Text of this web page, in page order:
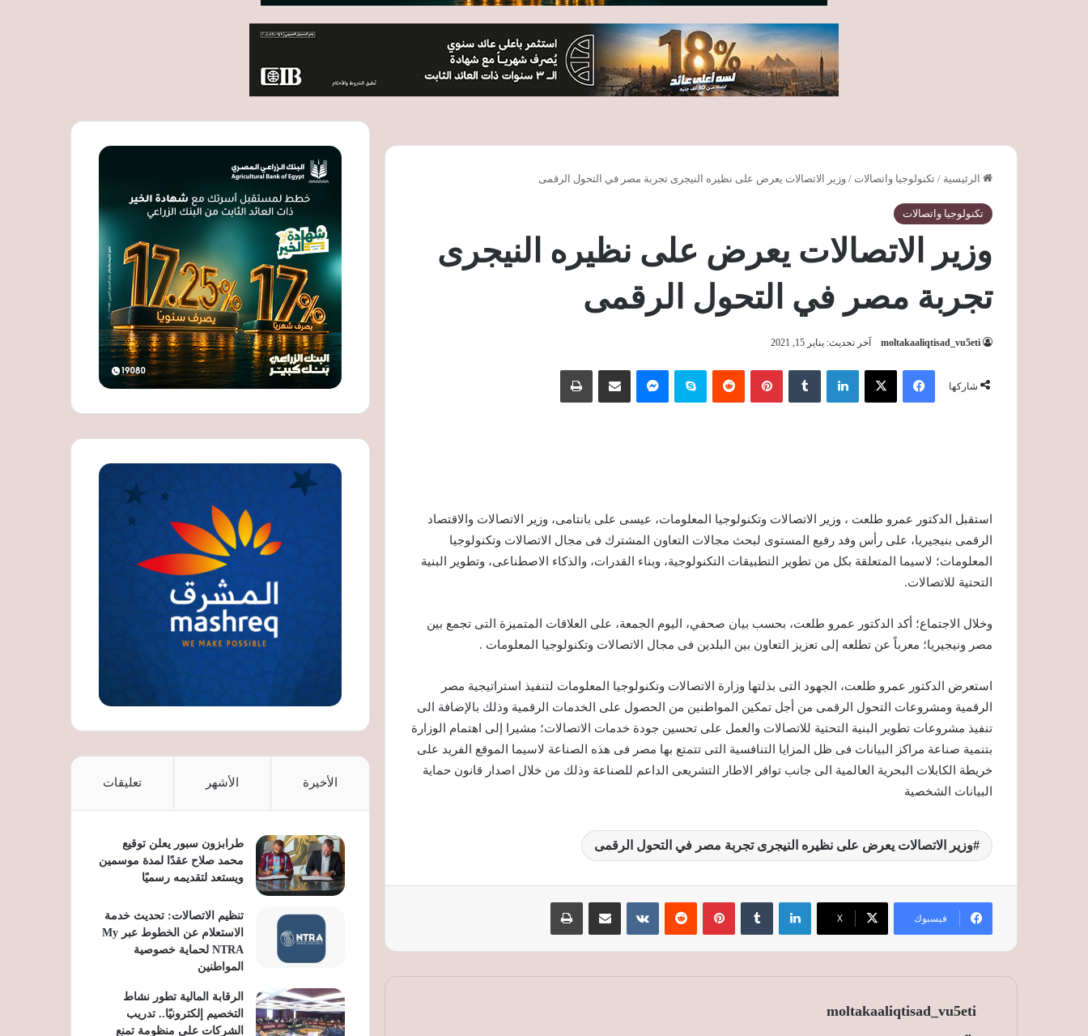
الرئيسية / تكنولوجيا واتصالات / وزير الاتصالات يعرض على نظيره النيجرى تجربة مصر في التحول الرقمى
تكنولوجيا واتصالات
وزير الاتصالات يعرض على نظيره النيجرى
تجربة مصر في التحول الرقمى
moltakaaliqtisad_vu5eti آخر تحديث: يناير 15, 2021
شاركها
فيسبوك ‫X لينكدإن بينتيريست سكايب
استقبل الدكتور عمرو طلعت ، وزير الاتصالات وتكنولوجيا المعلومات، عيسى على بانتامى، وزير الاتصالات والاقتصاد
الرقمى بنيجيريا، على رأس وفد رفيع المستوى لبحث مجالات التعاون المشترك فى مجال الاتصالات وتكنولوجيا
المعلومات؛ لاسيما المتعلقة بكل من تطوير التطبيقات التكنولوجية، وبناء القدرات، والذكاء الاصطناعى، وتطوير البنية
التحتية للاتصالات.
وخلال الاجتماع؛ أكد الدكتور عمرو طلعت، بحسب بيان صحفي، اليوم الجمعة، على العلاقات المتميزة التى تجمع بين
مصر ونيجيريا؛ معرباً عن تطلعه إلى تعزيز التعاون بين البلدين فى مجال الاتصالات وتكنولوجيا المعلومات .
استعرض الدكتور عمرو طلعت، الجهود التى بذلتها وزارة الاتصالات وتكنولوجيا المعلومات لتنفيذ استراتيجية مصر
الرقمية ومشروعات التحول الرقمى من أجل تمكين المواطنين من الحصول على الخدمات الرقمية وذلك بالإضافة الى
تنفيذ مشروعات تطوير البنية التحتية للاتصالات والعمل على تحسين جودة خدمات الاتصالات؛ مشيرا إلى اهتمام الوزارة
بتنمية صناعة مراكز البيانات فى ظل المزايا التنافسية التى تتمتع بها مصر فى هذه الصناعة لاسيما الموقع الفريد على
خريطة الكابلات البحرية العالمية الى جانب توافر الاطار التشريعى الداعم للصناعة وذلك من خلال اصدار قانون حماية
البيانات الشخصية
وزير الاتصالات يعرض على نظيره النيجرى تجربة مصر في التحول الرقمى
فيسبوك ‫X
لينكدإن بينتيريست
moltakaaliqtisad_vu5eti
تنظيم الاتصالات: تحديث خدمة الاستعلام عن
المواطنين
الأخيرة الأشهر تعليقات
طرابزون سبور يعلن توقيع
محمد صلاح عقدًا لمدة موسمين
ويستعد لتقديمه رسميًا
تنظيم الاتصالات: تحديث خدمة
الاستعلام عن الخطوط عبر My
NTRA لحماية خصوصية
المواطنين
الرقابة المالية تطور نشاط
التخصيم إلكترونيًا.. تدريب
الشركات على منظومة تمنع